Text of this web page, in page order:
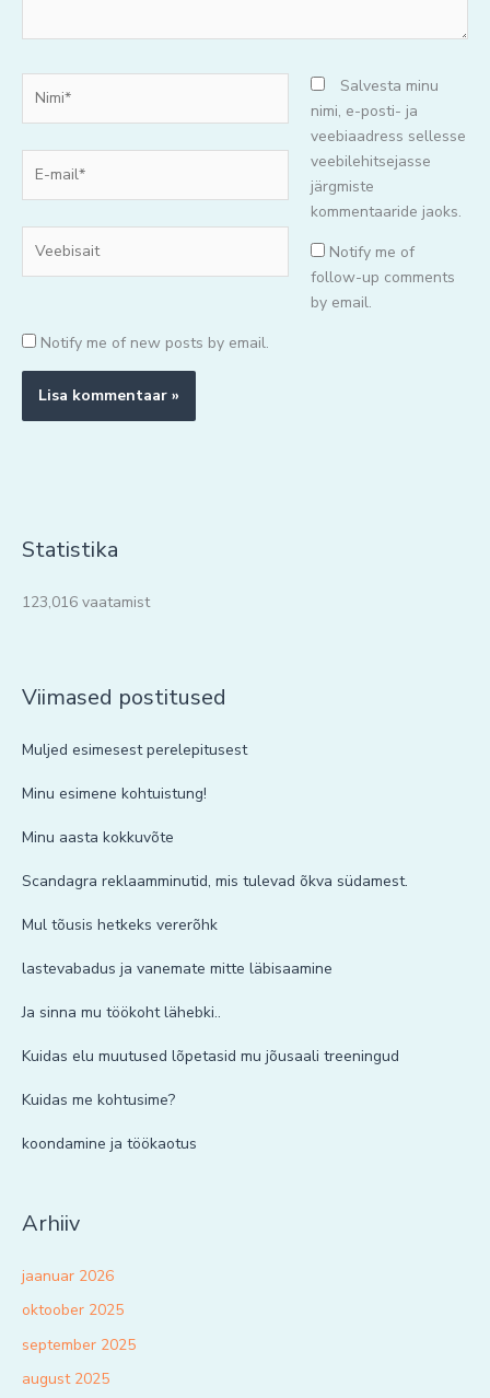
mail*
Salvesta minu
nimi, e-posti- ja
veebiaadress sellesse
veebilehitsejasse
järgmiste
kommentaaride jaoks.
Notify me of
follow-up comments
by email.
Notify me of new posts by email.
Statistika
123,016 vaatamist
Viimased postitused
Muljed esimesest perelepitusest
Minu esimene kohtuistung!
Minu aasta kokkuvõte
Scandagra reklaamminutid, mis tulevad õkva südamest.
Mul tõusis hetkeks vererõhk
lastevabadus ja vanemate mitte läbisaamine
Ja sinna mu töökoht lähebki..
Kuidas elu muutused lõpetasid mu jõusaali treeningud
Kuidas me kohtusime?
koondamine ja töökaotus
Arhiiv
jaanuar 2026
oktoober 2025
september 2025
august 2025